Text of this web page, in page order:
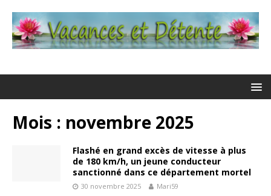
Mois : novembre 2025
Flashé en grand excès de vitesse à plus
de 180 km/h, un jeune conducteur
sanctionné dans ce département mortel
30 novembre 2025 Mari59